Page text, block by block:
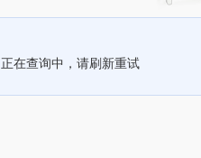
正在查询中，请刷新重试